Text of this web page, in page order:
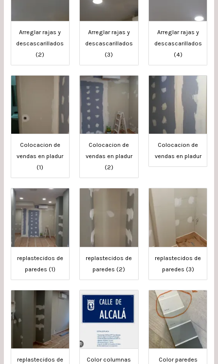
Arreglar rajas y
descascarillados
(2)
Arreglar rajas y
descascarillados
(3)
Arreglar rajas y
descascarillados
(4)
Colocacion de
vendas en pladur
(1)
Colocacion de
vendas en pladur
(2)
Colocacion de
vendas en pladur
replastecidos de
paredes (1)
replastecidos de
paredes (2)
replastecidos de
paredes (3)
replastecidos de
Color columnas Color paredes